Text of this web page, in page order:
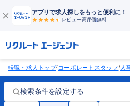
アプリで求人探しをもっと便利に！
レビュー高評価無料
転職・求人トップ/コーポレートスタッフ/人
検索条件を設定する